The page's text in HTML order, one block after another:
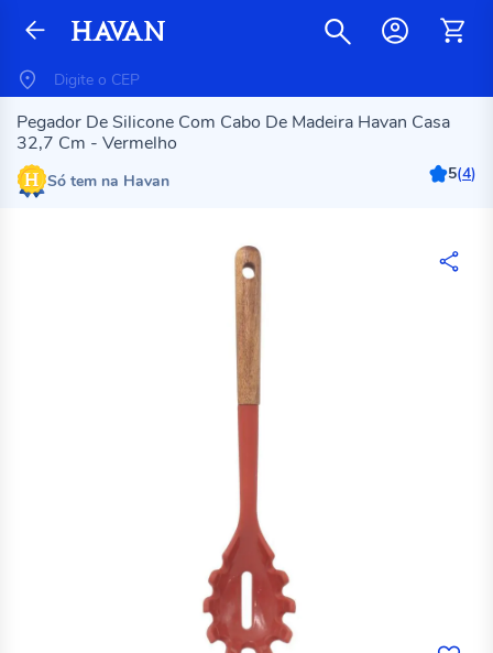
Pegador De Silicone Com Cabo De Madeira Havan Casa
32,7 Cm - Vermelho
Só tem na Havan 5(4)